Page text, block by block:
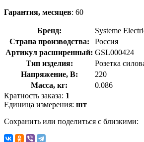
Гарантия, месяцев: 60
Бренд:
Systeme
Страна производства:
Россия
Артикул расширенный: GSL000424
Тип изделия:
Розетка
Напряжение, В:
220
Масса, кг:
0.086
Кратность заказа: 1
Единица измерения: шт
Сохранить или поделиться с близкими: